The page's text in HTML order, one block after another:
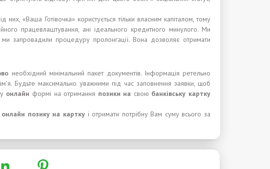
«Ваша Готівочка» користується тільки власним капіталом, тому
працевлаштування, ані ідеального кредитного минулого. Ми
запровадили процедуру пролонгації. Вона дозволяє отримати
необхідний мінімальний пакет документів. Інформація ретельно
Будьте максимально уважними під час заповнення заявки, щоб
онлайн формі на отримання позики на свою банківську картку
позику на карткуі отримати потрібну Вам суму всього за